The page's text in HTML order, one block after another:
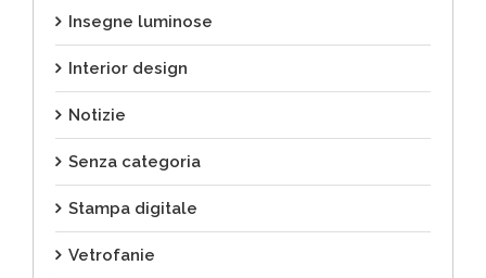
Insegne luminose
Interior design
Notizie
Senza categoria
Stampa digitale
Vetrofanie